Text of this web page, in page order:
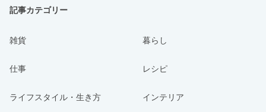
記事カテゴリー
雑貨 暮らし
仕事 レシピ
ライフスタイル・生き方 インテリア